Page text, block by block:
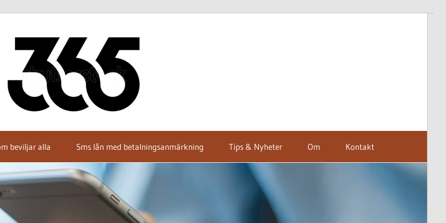
SMS-
lånet
beviljar alla Sms lån med betalningsanmärkning Tips & Nyheter Om Kontakt